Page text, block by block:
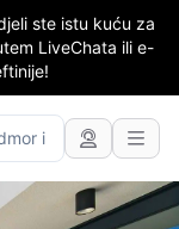
ste istu kuću za
LiveChata ili e-